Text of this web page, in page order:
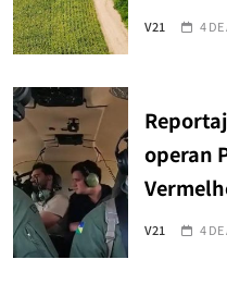
V21 4
operan
V21 4